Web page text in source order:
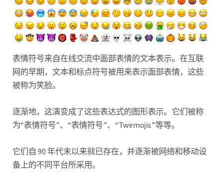
表情符号来自在线交流中面部表情的文本表示。在互联
网的早期，文本和标点符号被用来表示面部表情，这些
被称为笑脸。
逐渐地，这演变成了这些表达式的图形表示。它们被称
为“表情符号”、“表情符号”、“Twemojis”等等。
它们自 90 年代末以来就已存在，并逐渐被网络和移动设
备上的不同平台所采用。